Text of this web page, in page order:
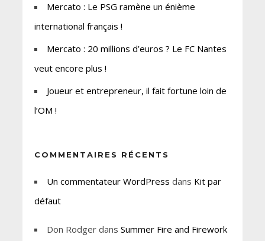
Mercato : Le PSG ramène un énième
international français !
Mercato : 20 millions d’euros ? Le FC Nantes
veut encore plus !
Joueur et entrepreneur, il fait fortune loin de
l’OM !
COMMENTAIRES RÉCENTS
Un commentateur WordPress dans Kit par
défaut
Don Rodgerdans Summer Fire and Firework